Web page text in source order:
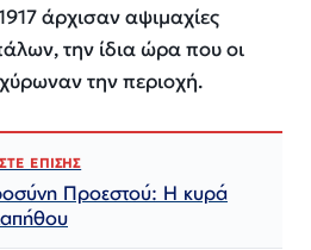
άρχισαν αψιμαχίες
την ίδια ώρα που οι
την περιοχή.
ΕΠΙΣΗΣ
Προεστού: Η κυρά